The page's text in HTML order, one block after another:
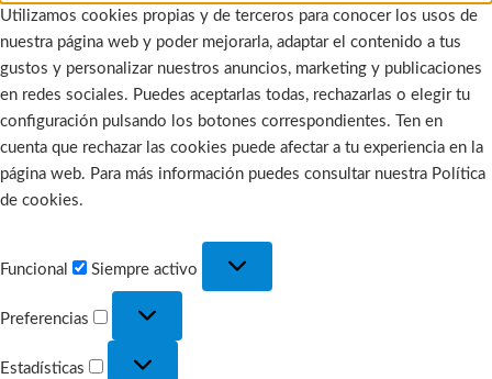
Utilizamos cookies propias y de terceros para conocer los usos de
nuestra página web y poder mejorarla, adaptar el contenido a tus
gustos y personalizar nuestros anuncios, marketing y publicaciones
en redes sociales. Puedes aceptarlas todas, rechazarlas o elegir tu
configuración pulsando los botones correspondientes. Ten en
cuenta que rechazar las cookies puede afectar a tu experiencia en la
página web. Para más información puedes consultar nuestra Política
de cookies.
Funcional Siempre activo
Preferencias
Estadísticas